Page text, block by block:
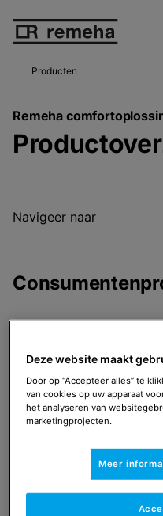
besparen met een hybride
warmtepomp.
Producten
Remeha
Navigeer naar
CV-ketels
Bekijk het volledig
voor consument.
Warmtepompen
Bekijk het volledig
Deze website maakt
Door op “Accepteer alles” te
van cookies op uw apparaat
het analyseren van
marketingprojecten.
Meer